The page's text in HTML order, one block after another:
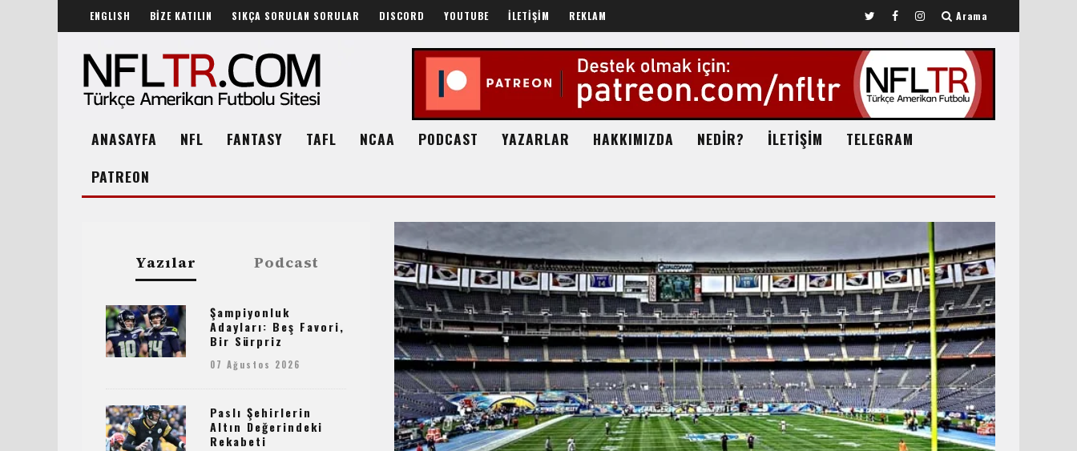
ENGLISH BİZE KATILIN SIKÇA SORULAN SORULAR DISCORD YOUTUBE İLETİŞİM REKLAM Arama
ANASAYFA NFL FANTASY TAFL NCAA PODCAST YAZARLAR HAKKIMIZDA NEDİR? İLETİŞİM
TELEGRAM
PATREON
Yazılar Podcast
Şampiyonluk
Adayları: Beş Favori,
Bir Sürpriz
07 Ağustos 2026
Paslı Şehirlerin
Altın Değerindeki
Rekabeti